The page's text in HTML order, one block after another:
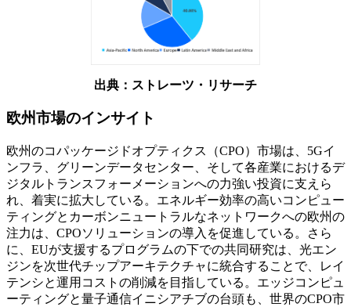
出典：ストレーツ・リサーチ
欧州市場のインサイト
欧州のコパッケージドオプティクス（CPO）市場は、5Gイ
ンフラ、グリーンデータセンター、そして各産業におけるデ
ジタルトランスフォーメーションへの力強い投資に支えら
れ、着実に拡大している。エネルギー効率の高いコンピュー
ティングとカーボンニュートラルなネットワークへの欧州の
注力は、CPOソリューションの導入を促進している。さら
に、EUが支援するプログラムの下での共同研究は、光エン
ジンを次世代チップアーキテクチャに統合することで、レイ
テンシと運用コストの削減を目指している。エッジコンピュ
ーティングと量子通信イニシアチブの台頭も、世界のCPO市